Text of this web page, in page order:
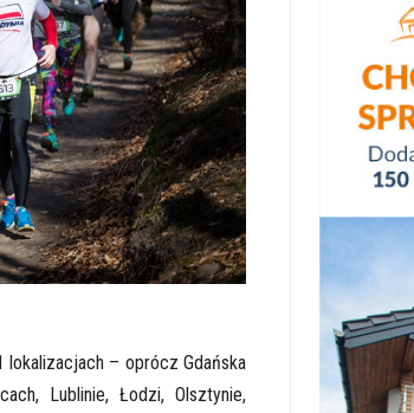
– oprócz Gdańska
Lublinie, Łodzi, Olsztynie,